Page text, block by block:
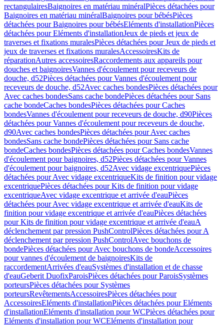
rectangulairesBaignoires en matériau minéralPièces détachées pour
Baignoires en matériau minéralBaignoires pour bébésPièces
détachées pour Baignoires pour bébésEléments d'installationPièces
détachées pour Eléments d'installationJeux de pieds et jeux de
traverses et fixations muralesPièces détachées pour Jeux de pieds et
jeux de traverses et fixations muralesAccessoiresKits de
réparationAutres accessoiresRaccordements aux appareils pour
douches et baignoiresVannes d'écoulement pour receveurs de
douche, d52Pièces détachées pour Vannes d'écoulement pour
receveurs de douche, d52Avec caches bondesPièces détachées pour
Avec caches bondesSans cache bondePièces détachées pour Sans
cache bondeCaches bondesPièces détachées pour Caches
bondesVannes d'écoulement pour receveurs de douche, d90Pièces
détachées pour Vannes d'écoulement pour receveurs de douche,
d90Avec caches bondesPièces détachées pour Avec caches
bondesSans cache bondePièces détachées pour Sans cache
bondeCaches bondesPièces détachées pour Caches bondesVannes
d'écoulement pour baignoires, d52Pièces détachées pour Vannes
d'écoulement pour baignoires, d52Avec vidage excentriquePièces
détachées pour Avec vidage excentriqueKits de finition pour vidage
excentriquePièces détachées pour Kits de finition pour vidage
excentriqueAvec vidage excentrique et arrivée d'eauPièces
détachées pour Avec vidage excentrique et arrivée d'eauKits de
finition pour vidage excentrique et arrivée d'eauPièces détachées
pour Kits de finition pour vidage excentrique et arrivée d'eauA
déclenchement par pression PushControlPièces détachées pour A
déclenchement par pression PushControlAvec bouchons de
bondePièces détachées pour Avec bouchons de bondeAccessoires
pour vannes d'écoulement de baignoiresKits de
raccordementArrivées d'eauSystèmes d'installation et de chasse
d'eauGeberit DuofixParoisPièces détachées pour ParoisSystèmes
porteursPièces détachées pour Systèmes
porteursRevêtementsAccessoiresPièces détachées pour
AccessoiresEléments d'installationPièces détachées pour Eléments
d'installationEléments d'installation pour WCPièces détachées pour
Eléments d'installation pour WCEléments d'installation pour